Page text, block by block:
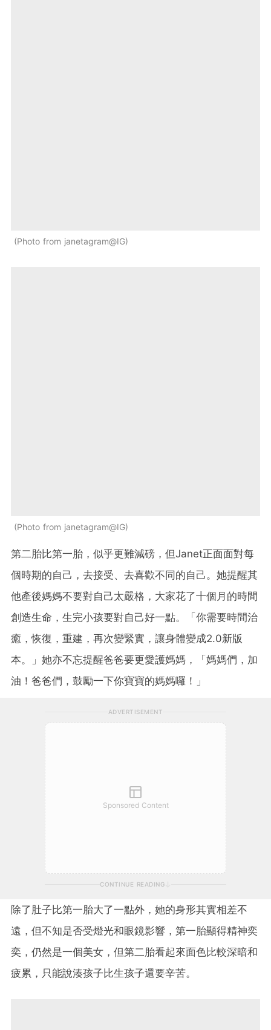
Photo from janetagram@IG
Photo from janetagram@IG
第二胎比第一胎，似乎更難減磅，但Janet正面面對每
個時期的自己，去接受、去喜歡不同的自己。她提醒其
他產後媽媽不要對自己太嚴格，大家花了十個月的時間
創造生命，生完小孩要對自己好一點。「你需要時間治
癒，恢復，重建，再次變緊實，讓身體變成2.0新版
本。」她亦不忘提醒爸爸要更愛護媽媽，「媽媽們，加
油！爸爸們，鼓勵一下你寶寶的媽媽囉！」
ADVERTISEMENT
Sponsored Content
CONTINUE READING
除了肚子比第一胎大了一點外，她的身形其實相差不
遠，但不知是否受燈光和眼鏡影響，第一胎顯得精神奕
奕，仍然是一個美女，但第二胎看起來面色比較深暗和
疲累，只能說湊孩子比生孩子還要辛苦。